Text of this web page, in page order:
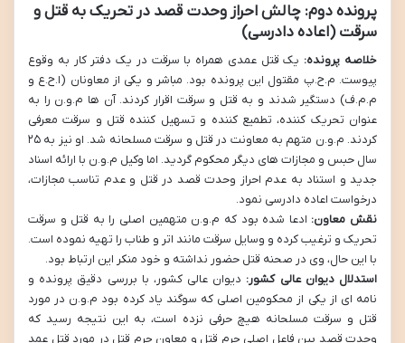
پرونده دوم: چالش احراز وحدت قصد در تحریک به قتل و
سرقت (اعاده دادرسی)
خلاصه پرونده: یک قتل عمدی همراه با سرقت در یک دفتر کار به وقوع
پیوست. م.ح.پ مقتول این پرونده بود. مباشر و یکی از معاونان (ا.ح.ع و
م.م.ف) دستگیر شدند و به قتل و سرقت اقرار کردند. آن ها م.و.ن را به
عنوان تحریک کننده، تطمیع کننده و تسهیل کننده قتل و سرقت معرفی
کردند. م.و.ن متهم به معاونت در قتل و سرقت مسلحانه شد. او نیز به ۲۵
سال حبس و مجازات های دیگر محکوم گردید. اما وکیل م.و.ن با ارائه اسناد
جدید و استناد به عدم احراز وحدت قصد در قتل و عدم تناسب مجازات،
درخواست اعاده دادرسی نمود.
نقش معاون: ادعا شده بود که م.و.ن متهمین اصلی را به قتل و سرقت
تحریک و ترغیب کرده و وسایل سرقت مانند اتر و طناب را تهیه نموده است.
با این حال، وی در صحنه قتل حضور نداشته و خود منکر این ارتباط بود.
استدلال دیوان عالی کشور: دیوان عالی کشور، با بررسی دقیق پرونده و
نامه ای از یکی از محکومین اصلی که سوگند یاد کرده بود م.و.ن در مورد
قتل و سرقت مسلحانه هیچ حرفی نزده است، به این نتیجه رسید که
وحدت قصد بین فاعل اصلی جرم قتل و معاون جرم قتل در مورد قتل عمد